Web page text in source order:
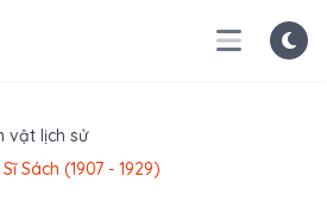
vật lịch sử
Sách (1907 - 1929)